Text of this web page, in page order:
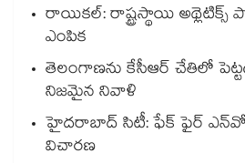
రాయికల్: రాష్ట్రస్థాయి అథ్లెటిక్స్
ఎంపిక
తెలంగాణను కేసీఆర్‌‌ చేతిలో
నిజమైన నివాళి
హైదరాబాద్ సిటీ: ఫేక్ ఫైర్
విచారణ